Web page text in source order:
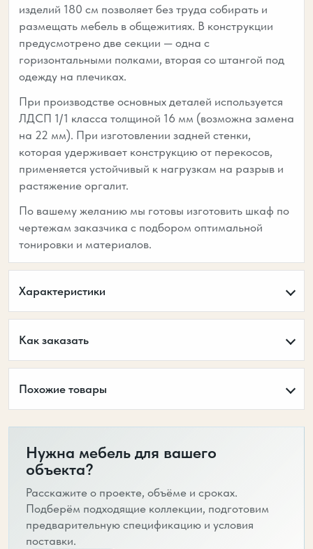
изделий 180 см позволяет без труда собирать и
размещать мебель в общежитиях. В конструкции
предусмотрено две секции — одна с
горизонтальными полками, вторая со штангой под
одежду на плечиках.
При производстве основных деталей используется
ЛДСП 1/1 класса толщиной 16 мм (возможна замена
на 22 мм). При изготовлении задней стенки,
которая удерживает конструкцию от перекосов,
применяется устойчивый к нагрузкам на разрыв и
растяжение оргалит.
По вашему желанию мы готовы изготовить шкаф по
чертежам заказчика с подбором оптимальной
тонировки и материалов.
Характеристики
Как заказать
Похожие товары
Нужна мебель для вашего
объекта?
Расскажите о проекте, объёме и сроках.
Подберём подходящие коллекции, подготовим
предварительную спецификацию и условия
поставки.